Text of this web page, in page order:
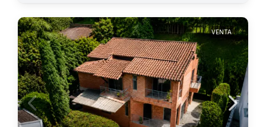
VENTA